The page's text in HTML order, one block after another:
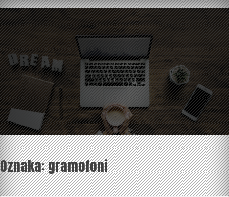
Skip
to
content
Oznaka:gramofoni